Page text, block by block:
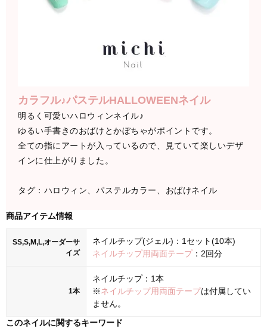
カラフル♪パステルHALLOWEENネイル
明るく可愛いハロウィンネイル♪
ゆるい手書きのおばけとかぼちゃがポイントです。
全ての指にアートが入っているので、見ていて楽しいデザ
インに仕上がりました。
タグ：ハロウィン、パステルカラー、おばけネイル
商品アイテム情報
SS,S,M,L,オーダーサ
イズ
ネイルチップ(ジェル)：1セット(10本)
ネイルチップ用両面テープ：2回分
1本
ネイルチップ：1本
※ネイルチップ用両面テープは付属してい
ません。
このネイルに関するキーワード